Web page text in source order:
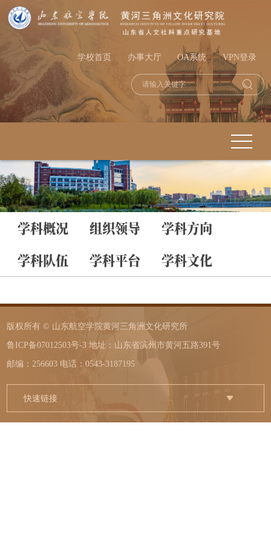
学校首页 办事大厅 OA系统 VPN登录
学科概况 组织领导
学科方向
学科队伍
学科平台 学科文化
版权所有 © 山东航空学院黄河三角洲文化研究所
鲁ICP备07012503号-3 地址：山东省滨州市黄河五路391号
邮编：256603 电话：0543-3187195
快速链接